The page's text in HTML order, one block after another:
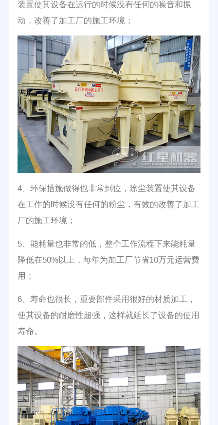
装置使其设备在运行的时候没有任何的噪音和振
动，改善了加工厂的施工环境；
4、环保措施做得也非常到位，除尘装置使其设备
在工作的时候没有任何的粉尘，有效的改善了加工
厂的施工环境；
5、能耗量也非常的低，整个工作流程下来能耗量
降低在50%以上，每年为加工厂节省10万元运营费
用；
6、寿命也很长，重要部件采用很好的材质加工，
使其设备的耐磨性超强，这样就延长了设备的使用
寿命。